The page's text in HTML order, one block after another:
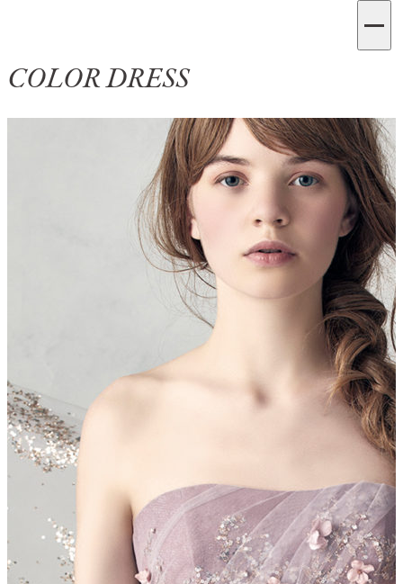
COLOR DRESS